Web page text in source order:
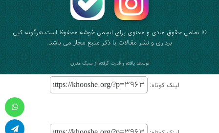
© تمامی حقوق مادی و معنوی برای انجمن خوشه محفوظ است.هرگونه کپی
برداری و نشر مقالات با ذکر منبع مجاز می باشد.
توسعه یافته و قدرت گرفته ازسبک مدرن
لینک کوتاه:
واتس آپ